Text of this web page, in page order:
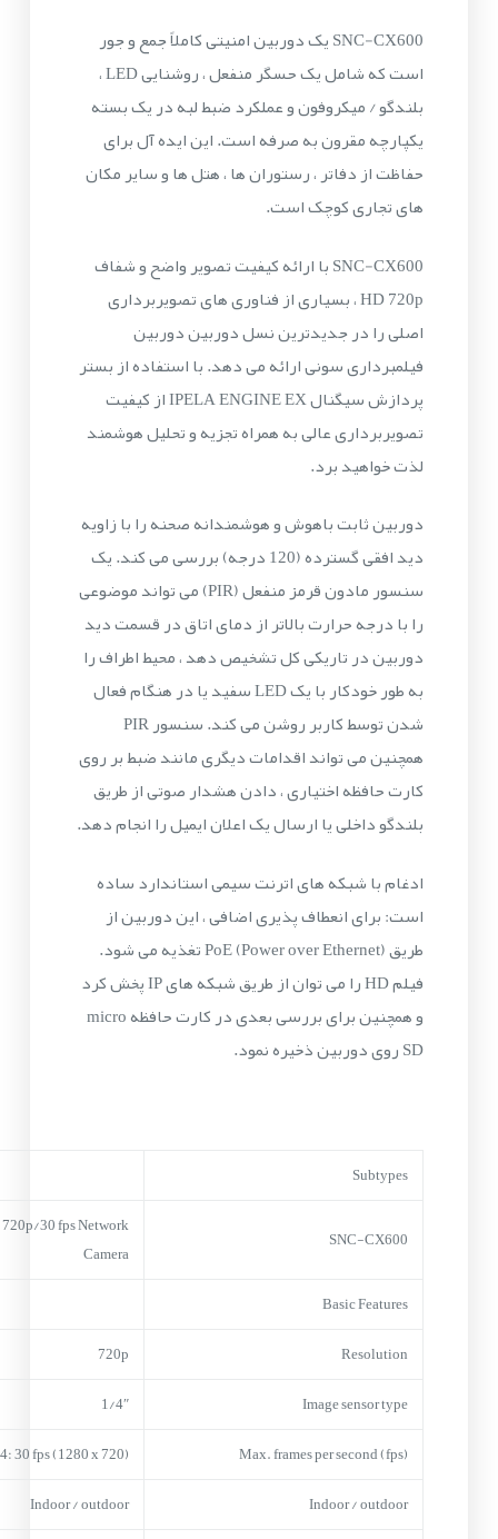
SNC-CX600 یک دوربین امنیتی کاملاً جمع و جور
است که شامل یک حسگر منفعل ، روشنایی LED ،
بلندگو / میکروفون و عملکرد ضبط لبه در یک بسته
یکپارچه مقرون به صرفه است. این ایده آل برای
حفاظت از دفاتر ، رستوران ها ، هتل ها و سایر مکان
های تجاری کوچک است.
SNC-CX600 با ارائه کیفیت تصویر واضح و شفاف
HD 720p ، بسیاری از فناوری های تصویربرداری
اصلی را در جدیدترین نسل دوربین دوربین
فیلمبرداری سونی ارائه می دهد. با استفاده از بستر
پردازش سیگنال IPELA ENGINE EX از کیفیت
تصویربرداری عالی به همراه تجزیه و تحلیل هوشمند
لذت خواهید برد.
دوربین ثابت باهوش و هوشمندانه صحنه را با زاویه
دید افقی گسترده (120 درجه) بررسی می کند. یک
سنسور مادون قرمز منفعل (PIR) می تواند موضوعی
را با درجه حرارت بالاتر از دمای اتاق در قسمت دید
دوربین در تاریکی کل تشخیص دهد ، محیط اطراف را
به طور خودکار با یک LED سفید یا در هنگام فعال
شدن توسط کاربر روشن می کند. سنسور PIR
همچنین می تواند اقدامات دیگری مانند ضبط بر روی
کارت حافظه اختیاری ، دادن هشدار صوتی از طریق
بلندگو داخلی یا ارسال یک اعلان ایمیل را انجام دهد.
ادغام با شبکه های اترنت سیمی استاندارد ساده
است: برای انعطاف پذیری اضافی ، این دوربین از
طریق PoE (Power over Ethernet) تغذیه می شود.
فیلم HD را می توان از طریق شبکه های IP پخش کرد
و همچنین برای بررسی بعدی در کارت حافظه micro
SD روی دوربین ذخیره نمود.
Subtypes
SNC-CX600
720p/30 fps Network
Camera
Basic Features
Resolution
720p
Image sensor type
1/4″
Max. frames per second (fps)
30 fps (1280 x 720)
Indoor / outdoor
Indoor / outdoor